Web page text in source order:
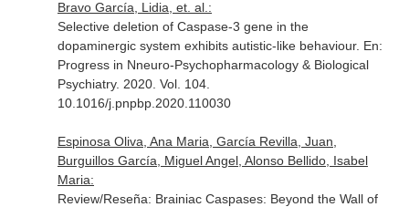
Bravo García, Lidia, et. al.:
Selective deletion of Caspase-3 gene in the
dopaminergic system exhibits autistic-like behaviour. En:
Progress in Nneuro-Psychopharmacology & Biological
Psychiatry. 2020. Vol. 104.
10.1016/j.pnpbp.2020.110030
Espinosa Oliva, Ana Maria, García Revilla, Juan,
Burguillos García, Miguel Angel, Alonso Bellido, Isabel
Maria:
Review/Reseña: Brainiac Caspases: Beyond the Wall of